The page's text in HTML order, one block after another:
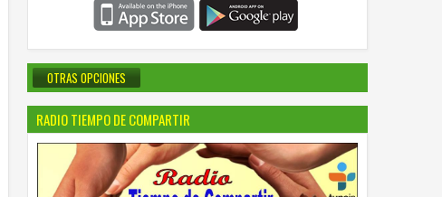
OTRAS OPCIONES
RADIO TIEMPO DE COMPARTIR